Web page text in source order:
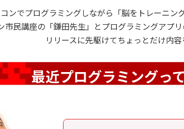
ンでプログラミングしながら「脳をトレーニン
市民講座の「鎌田先生」とプログラミングアプ
リリースに先駆けてちょっとだけ内
最近プログラミングっ